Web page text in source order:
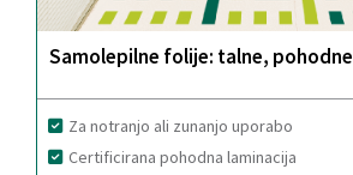
Samolepilne folije: talne, pohodne
Za notranjo ali zunanjo uporabo
Certificirana pohodna laminacija